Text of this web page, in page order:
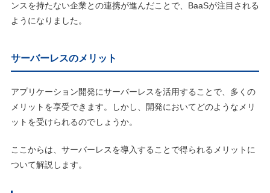
ンスを持たない企業との連携が進んだことで、BaaSが注目される
ようになりました。
サーバーレスのメリット
アプリケーション開発にサーバーレスを活用することで、多くの
メリットを享受できます。しかし、開発においてどのようなメリ
ットを受けられるのでしょうか。
ここからは、サーバーレスを導入することで得られるメリットに
ついて解説します。